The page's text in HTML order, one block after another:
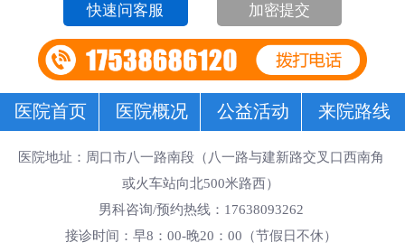
加密提交
医院首页 医院概况 公益活动 来院路线
医院地址：周口市八一路南段（八一路与建新路交叉口西南角
或火车站向北500米路西）
男科咨询/预约热线：17638093262
接诊时间：早8：00-晚20：00（节假日不休）